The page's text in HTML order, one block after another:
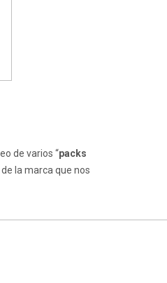
de varios “packs
la marca que nos